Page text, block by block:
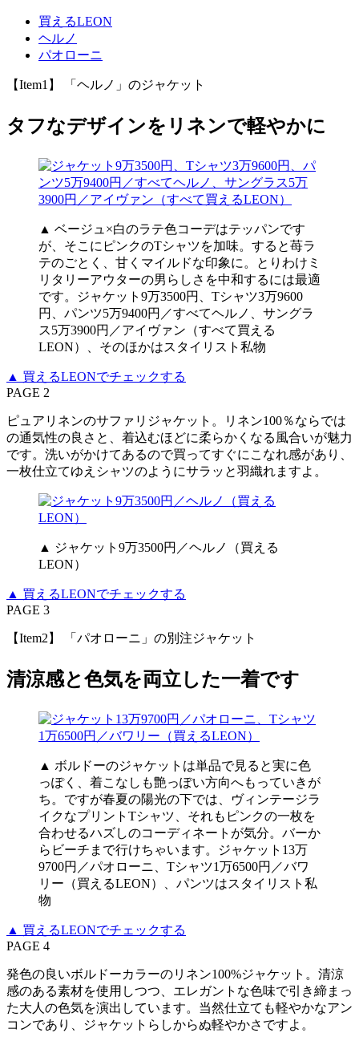
買えるLEON
ヘルノ
パオローニ
【Item1】 「ヘルノ」のジャケット
タフなデザインをリネンで軽やかに
▲ ベージュ×白のラテ色コーデはテッパンです
が、そこにピンクのTシャツを加味。すると苺ラ
テのごとく、甘くマイルドな印象に。とりわけミ
リタリーアウターの男らしさを中和するには最適
です。ジャケット9万3500円、Tシャツ3万9600
円、パンツ5万9400円／すべてヘルノ、サングラ
ス5万3900円／アイヴァン（すべて買える
LEON）、そのほかはスタイリスト私物
▲ 買えるLEONでチェックする
PAGE 2
ピュアリネンのサファリジャケット。リネン100％ならでは
の通気性の良さと、着込むほどに柔らかくなる風合いが魅力
です。洗いがかけてあるので買ってすぐにこなれ感があり、
一枚仕立てゆえシャツのようにサラッと羽織れますよ。
▲ ジャケット9万3500円／ヘルノ（買える
LEON）
▲ 買えるLEONでチェックする
PAGE 3
【Item2】 「パオローニ」の別注ジャケット
清涼感と色気を両立した一着です
▲ ボルドーのジャケットは単品で見ると実に色
っぽく、着こなしも艶っぽい方向へもっていきが
ち。ですが春夏の陽光の下では、ヴィンテージラ
イクなプリントTシャツ、それもピンクの一枚を
合わせるハズしのコーディネートが気分。バーか
らビーチまで行けちゃいます。ジャケット13万
9700円／パオローニ、Tシャツ1万6500円／バワ
リー（買えるLEON）、パンツはスタイリスト私
物
▲ 買えるLEONでチェックする
PAGE 4
発色の良いボルドーカラーのリネン100%ジャケット。清涼
感のある素材を使用しつつ、エレガントな色味で引き締まっ
た大人の色気を演出しています。当然仕立ても軽やかなアン
コンであり、ジャケットらしからぬ軽やかさですよ。